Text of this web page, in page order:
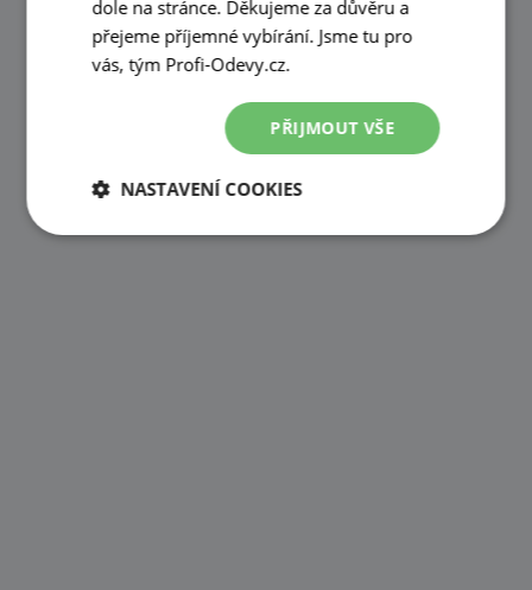
dole na stránce. Děkujeme za důvěru a
přejeme příjemné vybírání. Jsme tu pro
vás, tým Profi-Odevy.cz.
PŘIJMOUT VŠE
NASTAVENÍ COOKIES